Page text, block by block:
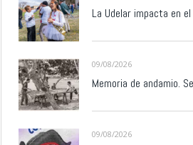
La Udelar impacta en
09/08/2026
Memoria de andamio.
09/08/2026